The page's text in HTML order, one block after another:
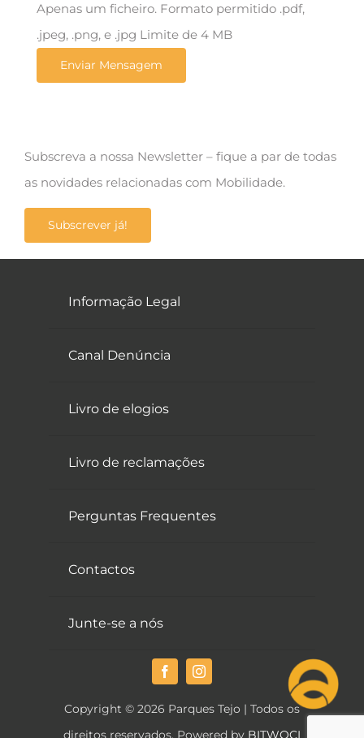
Apenas um ficheiro. Formato permitido .pdf,
.jpeg, .png, e .jpg Limite de 4 MB
Subscreva a nossa Newsletter – fique a par de todas
as novidades relacionadas com Mobilidade.
Subscrever já!
Informação Legal
Canal Denúncia
Livro de elogios
Livro de reclamações
Perguntas Frequentes
Contactos
Junte-se a nós
Copyright © 2026 Parques Tejo | Todos os
direitos reservados. Powered by BITWOCI